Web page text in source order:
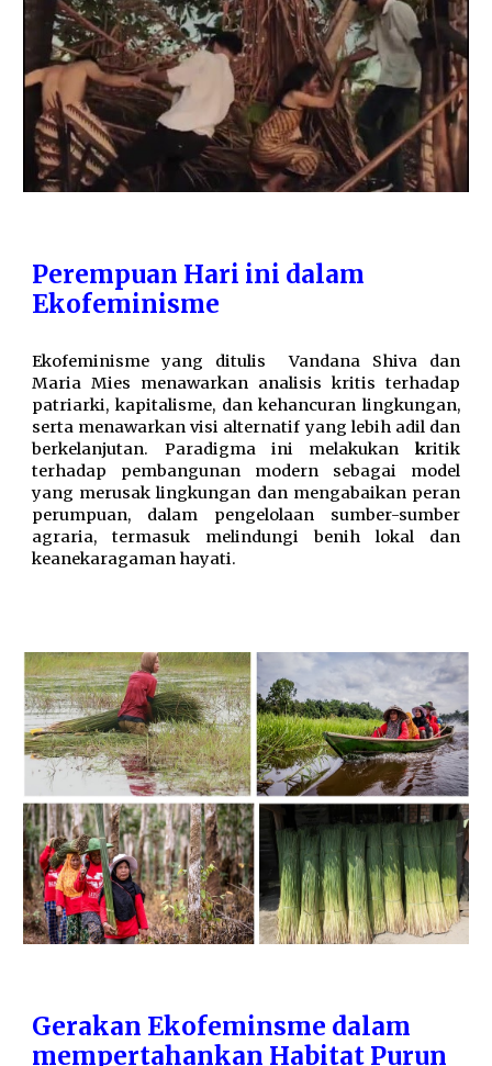
Perempuan Hari ini dalam
Ekofeminisme
Ekofeminisme yang ditulis Vandana Shiva dan
Maria Mies menawarkan analisis kritis terhadap
patriarki, kapitalisme, dan kehancuran lingkungan,
serta menawarkan visi alternatif yang lebih adil dan
berkelanjutan. Paradigma ini melakukan kritik
terhadap pembangunan modern sebagai model
yang merusak lingkungan dan mengabaikan peran
perumpuan, dalam pengelolaan sumber-sumber
agraria, termasuk melindungi benih lokal dan
keanekaragaman hayati.
Gerakan Ekofeminsme dalam
mempertahankan Habitat Purun